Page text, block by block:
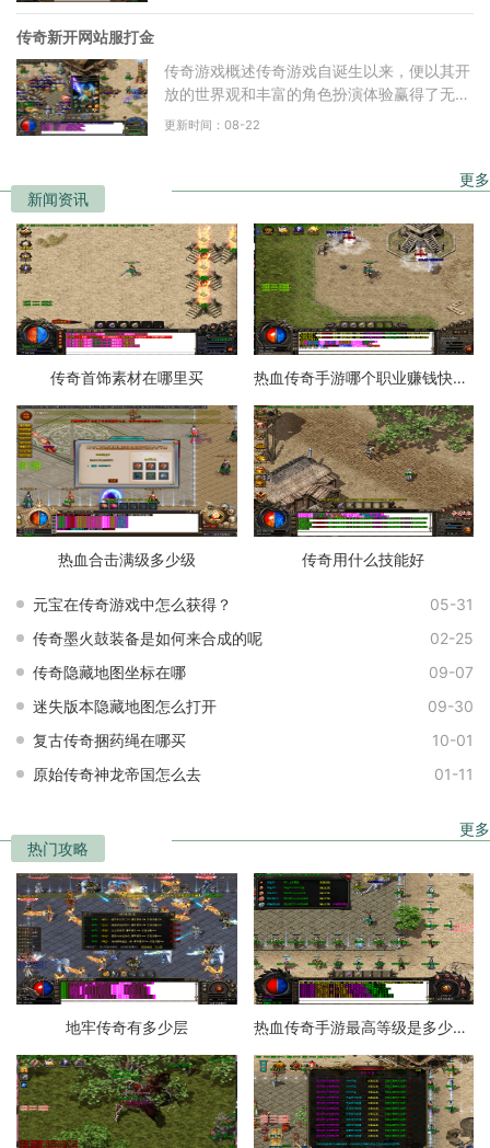
传奇新开网站服打金
传奇游戏概述传奇游戏自诞生以来，便以其开
放的世界观和丰富的角色扮演体验赢得了无数
玩家的青睐。在这个虚拟的世界中，玩家可以
更新时间：08-22
新闻资讯
更多
传奇首饰素材在哪里买 热血传奇手游哪个职业赚钱快一点
热血合击满级多少级 传奇用什么技能好
元宝在传奇游戏中怎么获得？
05-31
传奇墨火鼓装备是如何来合成的呢
02-25
传奇隐藏地图坐标在哪
09-07
迷失版本隐藏地图怎么打开
09-30
复古传奇捆药绳在哪买
10-01
原始传奇神龙帝国怎么去
01-11
热门攻略
更多
地牢传奇有多少层 热血传奇手游最高等级是多少级的